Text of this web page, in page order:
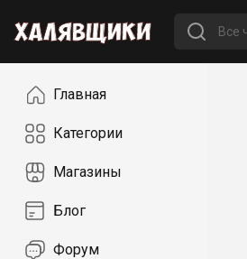
НавигацияГлавная
Категории
Магазины
Блог
Форум